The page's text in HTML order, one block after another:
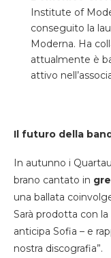
Institute of
conseguito la
Moderna. Ha
attualmente è
attivo
Il futuro della
In autunno i
brano cantato in
una ballata
Sarà prodotta con
anticipa Sofia – e
nostra discografia”.